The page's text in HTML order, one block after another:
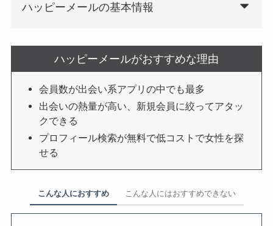
ハッピーメールの基本情報
ハッピーメールがおすすめな理由
会員数が出会い系アプリの中でも最多
出会いの熱量が高い、新規会員に絞ってアタッ
クできる
プロフィール検索が無料で低コストで女性を探
せる
こんな人におすすめ こんな人にはおすすめできない